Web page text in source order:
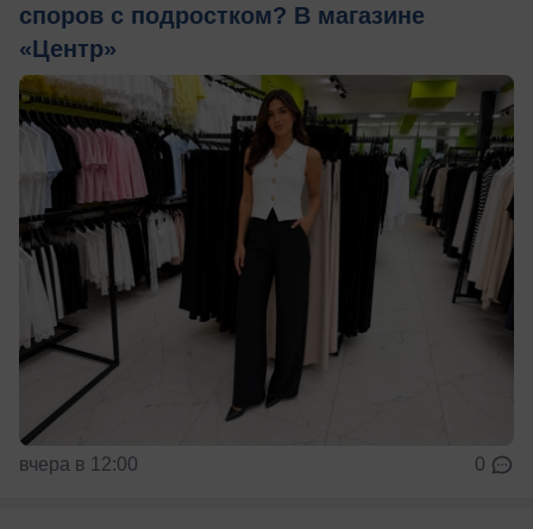
споров с подростком? В магазине
«Центр»
вчера в 12:00 0